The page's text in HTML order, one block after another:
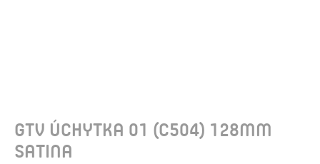
GTV ÚCHYTKA 01 (C504) 128MM
SATINA